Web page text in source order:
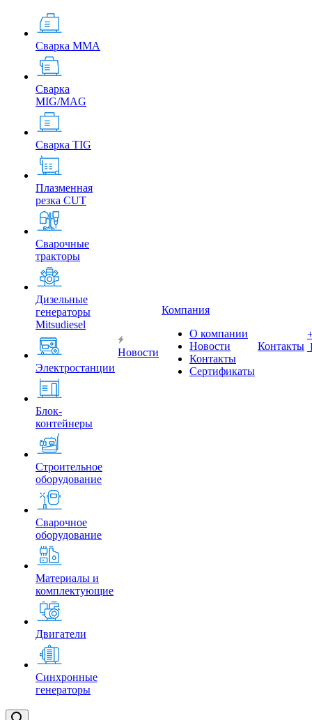
Сварка MMA
Сварка
MIG/MAG
Сварка TIG
Плазменная
резка CUT
Сварочные
тракторы
Дизельные
генераторы
Mitsudiesel
Электростанции
Блок-
контейнеры
Строительное
оборудование
Сварочное
оборудование
Материалы и
комплектующие
Двигатели
Синхронные
генераторы
Новости
Компания
О компании
Новости
Контакты
Сертификаты
Контакты